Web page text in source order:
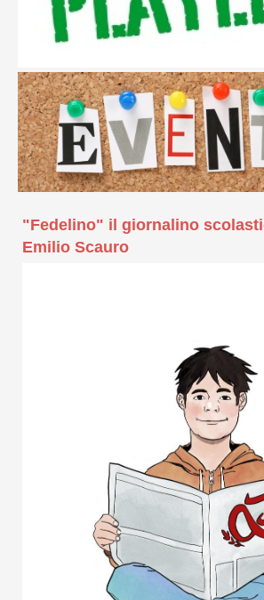
"Fedelino" il giornalino
Emilio Scauro